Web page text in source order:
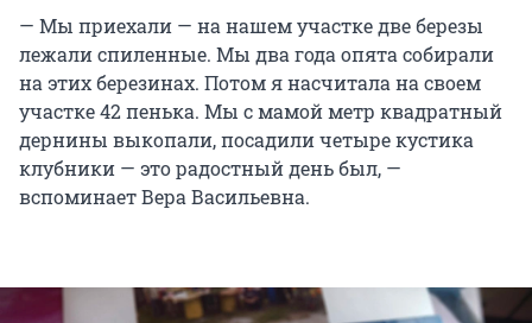
— Мы приехали — на нашем участке две березы
лежали спиленные. Мы два года опята собирали
на этих березинах. Потом я насчитала на своем
участке 42 пенька. Мы с мамой метр квадратный
дернины выкопали, посадили четыре кустика
клубники — это радостный день был, —
вспоминает Вера Васильевна.